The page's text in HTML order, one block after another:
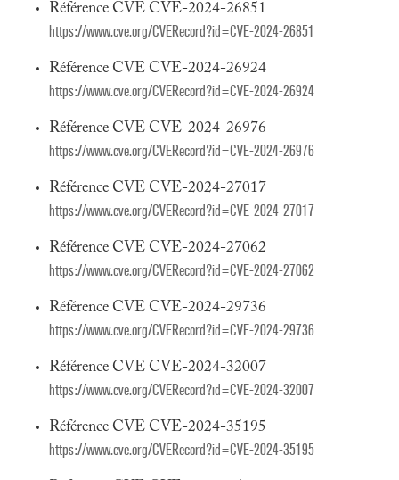
Référence CVE CVE-2024-26851
https://www.cve.org/CVERecord?id=CVE-2024-26851
Référence CVE CVE-2024-26924
https://www.cve.org/CVERecord?id=CVE-2024-26924
Référence CVE CVE-2024-26976
https://www.cve.org/CVERecord?id=CVE-2024-26976
Référence CVE CVE-2024-27017
https://www.cve.org/CVERecord?id=CVE-2024-27017
Référence CVE CVE-2024-27062
https://www.cve.org/CVERecord?id=CVE-2024-27062
Référence CVE CVE-2024-29736
https://www.cve.org/CVERecord?id=CVE-2024-29736
Référence CVE CVE-2024-32007
https://www.cve.org/CVERecord?id=CVE-2024-32007
Référence CVE CVE-2024-35195
https://www.cve.org/CVERecord?id=CVE-2024-35195